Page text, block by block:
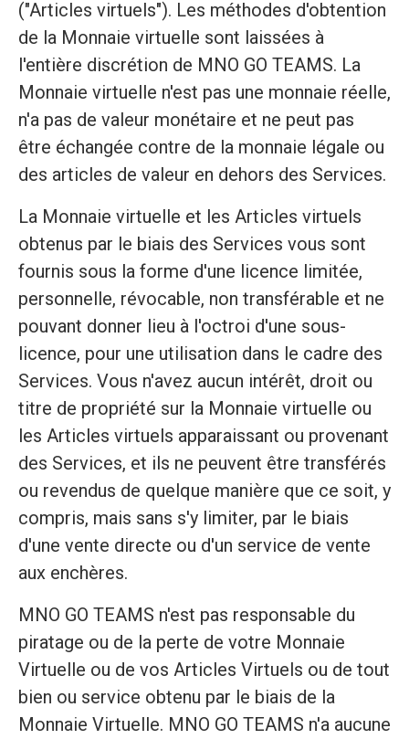
("Articles virtuels"). Les méthodes d'obtention
de la Monnaie virtuelle sont laissées à
l'entière discrétion de MNO GO TEAMS. La
Monnaie virtuelle n'est pas une monnaie réelle,
n'a pas de valeur monétaire et ne peut pas
être échangée contre de la monnaie légale ou
des articles de valeur en dehors des Services.
La Monnaie virtuelle et les Articles virtuels
obtenus par le biais des Services vous sont
fournis sous la forme d'une licence limitée,
personnelle, révocable, non transférable et ne
pouvant donner lieu à l'octroi d'une sous-
licence, pour une utilisation dans le cadre des
Services. Vous n'avez aucun intérêt, droit ou
titre de propriété sur la Monnaie virtuelle ou
les Articles virtuels apparaissant ou provenant
des Services, et ils ne peuvent être transférés
ou revendus de quelque manière que ce soit, y
compris, mais sans s'y limiter, par le biais
d'une vente directe ou d'un service de vente
aux enchères.
MNO GO TEAMS n'est pas responsable du
piratage ou de la perte de votre Monnaie
Virtuelle ou de vos Articles Virtuels ou de tout
bien ou service obtenu par le biais de la
Monnaie Virtuelle. MNO GO TEAMS n'a aucune